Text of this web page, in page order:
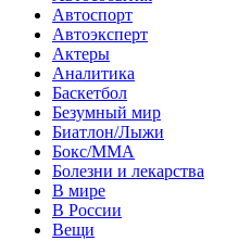
Автоспорт
Автоэксперт
Актеры
Аналитика
Баскетбол
Безумный мир
Биатлон/Лыжи
Бокс/MMA
Болезни и лекарства
В мире
В России
Вещи